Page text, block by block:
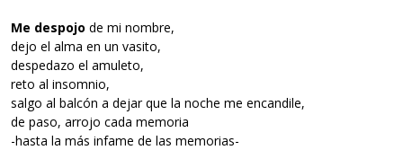
Me despojo de mi nombre,
dejo el alma en un vasito,
despedazo el amuleto,
reto al insomnio,
salgo al balcón a dejar que la noche me encandile,
de paso, arrojo cada memoria
-hasta la más infame de las memorias-